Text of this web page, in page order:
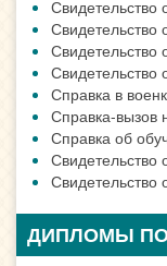
Свидетельство
Свидетельство
Свидетельство
Свидетельство
Справка в
Справка-вызов
Справка об
Свидетельство
ДИПЛОМЫ